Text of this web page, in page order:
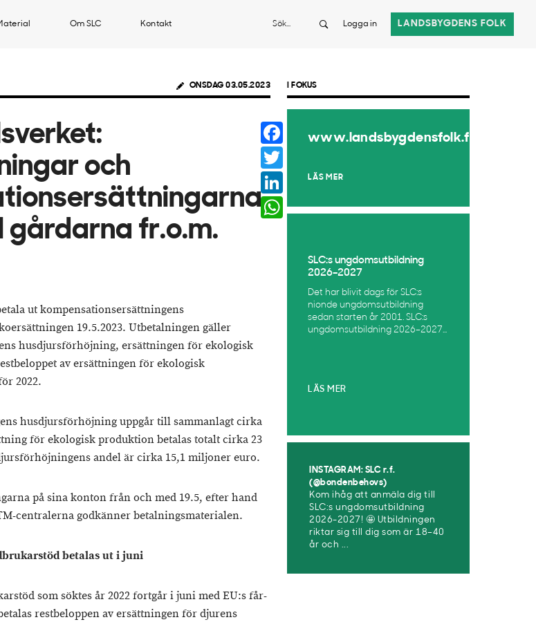
Om SLC Kontakt Sök Logga in LANDSBYGDENS FOLK
ONSDAG 03.05.2023
och
gårdarna fr.o.m.
LinkedIn
ut kompensationsersättningens
19.5.2023. Utbetalningen gäller
husdjursförhöjning, ersättningen för ekologisk
av ersättningen för ekologisk
2022.
husdjursförhöjning uppgår till sammanlagt cirka
för ekologisk produktion betalas totalt cirka 23
andel är cirka 15,1 miljoner euro.
på sina konton från och med 19.5, efter hand
centralerna godkänner betalningsmaterialen.
betalas ut i juni
som söktes år 2022 fortgår i juni med EU:s får-
restbeloppen av ersättningen för djurens
I FOKUS
www.landsbygdensfolk.fi
LÄS MER
SLC:s ungdomsutbildning
2026–2027
Det har blivit dags för SLC:s
nionde ungdomsutbildning
sedan starten år 2001. SLC:s
ungdomsutbildning 2026–2027...
LÄS MER
INSTAGRAM: SLC r.f.
(@bondenbehovs)
Kom ihåg att anmäla dig till
SLC:s ungdomsutbildning
2026-2027! 🤩 Utbildningen
riktar sig till dig som är 18–40
år och ...